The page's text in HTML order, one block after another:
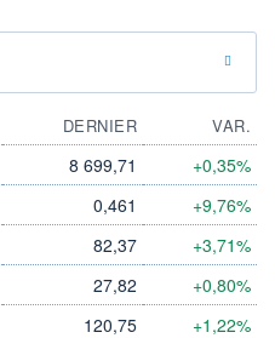
DERNIER
VAR.
8 699,71 +0,35%
0,461 +9,76%
82,37 +3,71%
27,82 +0,80%
120,75 +1,22%